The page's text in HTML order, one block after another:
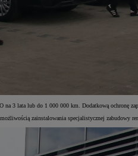
3 lata lub do 1 000 000 km. Dodatkową ochronę
zainstalowania specjalistycznej zabudowy